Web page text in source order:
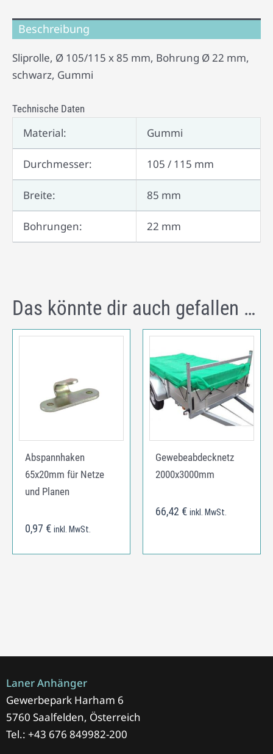
Beschreibung
Sliprolle, Ø 105/115 x 85 mm, Bohrung Ø 22 mm,
schwarz, Gummi
Technische Daten
Material: Gummi
Durchmesser: 105 / 115 mm
Breite: 85 mm
Bohrungen: 22 mm
Das könnte dir auch gefallen …
Abspannhaken
65x20mm für Netze
und Planen
0,97 € inkl. MwSt.
Gewebeabdecknetz
2000x3000mm
66,42 € inkl. MwSt.
Laner Anhänger
Gewerbepark Harham 6
5760 Saalfelden, Österreich
Tel.: +43 676 849982-200